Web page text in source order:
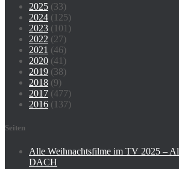
2025 (33)
2024 (125)
2023 (101)
2022 (27)
2021 (46)
2020 (41)
2019 (38)
2018 (9)
2017 (477)
2016 (137)
Seiten
Alle Weihnachtsfilme im TV 2025 –
DACH